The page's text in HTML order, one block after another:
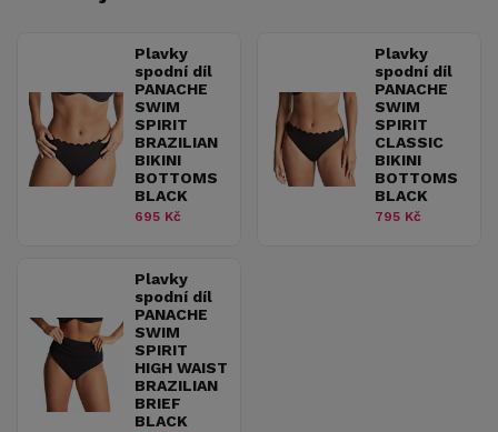
Plavky
spodní díl
PANACHE
SWIM
SPIRIT
BRAZILIAN
BIKINI
BOTTOMS
BLACK
695 Kč
Plavky
spodní díl
PANACHE
SWIM
SPIRIT
CLASSIC
BIKINI
BOTTOMS
BLACK
795 Kč
Plavky
spodní díl
PANACHE
SWIM
SPIRIT
HIGH WAIST
BRAZILIAN
BRIEF
BLACK